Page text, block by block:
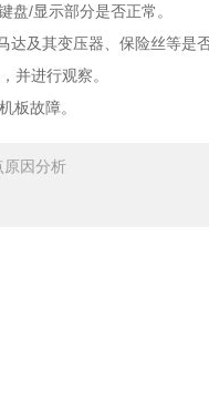
/显示部分是否正常。
及其变压器、保险丝等是否
进行观察。
故障。
原因分析